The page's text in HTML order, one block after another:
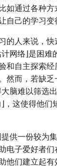
如通过各种
自己的学习变
的人来说，
网络⌋是困难
和自主探索
然而，若缺乏
脑难以筛选
，这使得他们
供一份较为
电子爱好者
他们建立起有